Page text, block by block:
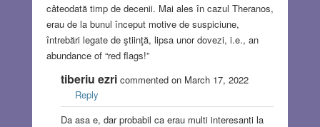
câteodată timp de decenii. Mai ales în cazul Theranos,
erau de la bunul început motive de suspiciune,
întrebări legate de ştiinţă, lipsa unor dovezi, i.e., an
abundance of “red flags!”
tiberiu ezricommented on March 17, 2022
Reply
Da asa e, dar probabil ca erau multi interesanti la